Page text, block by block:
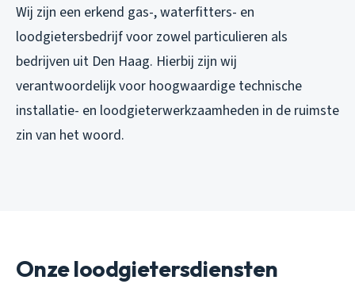
Wij zijn een erkend gas-, waterfitters- en
loodgietersbedrijf voor zowel particulieren als
bedrijven uit Den Haag. Hierbij zijn wij
verantwoordelijk voor hoogwaardige technische
installatie- en loodgieterwerkzaamheden in de ruimste
zin van het woord.
Onze loodgietersdiensten